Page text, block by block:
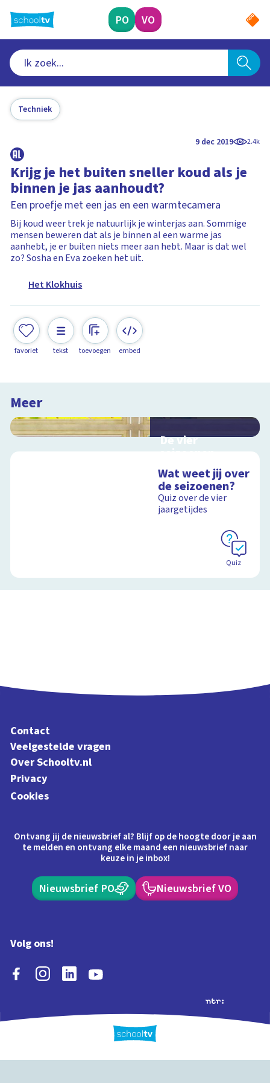
naar
hoofdinhoud
PO VO
Techniek
9 dec 2019 2.4k
Krijg je het buiten sneller koud als je
binnen je jas aanhoudt?
Een proefje met een jas en een warmtecamera
Bij koud weer trek je natuurlijk je winterjas aan. Sommige
mensen beweren dat als je binnen al een warme jas
aanhebt, je er buiten niets meer aan hebt. Maar is dat wel
zo? Sosha en Eva zoeken het uit.
Het Klokhuis
favoriet tekst toevoegen embed
Meer
De vier
seizoenen
schoolplaat over de
seizoenen
Schoolplaat
Wat weet jij over
de seizoenen?
Quiz over de vier
jaargetijdes
Quiz
Contact
Veelgestelde vragen
Over Schooltv.nl
Privacy
Cookies
Ontvang jij de nieuwsbrief al? Blijf op de hoogte door je aan
te melden en ontvang elke maand een nieuwsbrief naar
keuze in je inbox!
Nieuwsbrief PO Nieuwsbrief VO
Volg ons!